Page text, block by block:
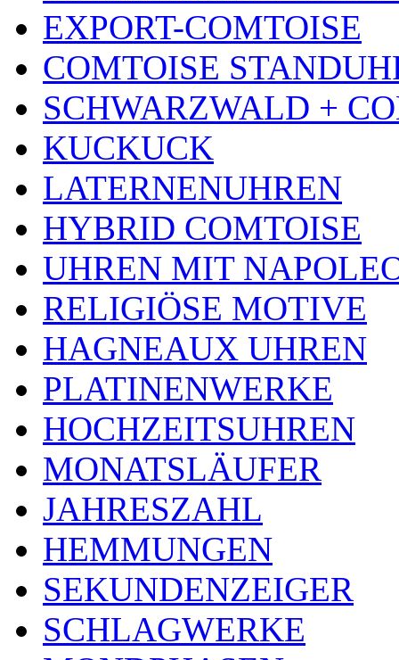
EXPORT-COMTOISE
COMTOISE
SCHWARZWALD +
KUCKUCK
LATERNENUHREN
HYBRID COMTOISE
UHREN MIT
RELIGIÖSE MOTIVE
HAGNEAUX UHREN
PLATINENWERKE
HOCHZEITSUHREN
MONATSLÄUFER
JAHRESZAHL
HEMMUNGEN
SEKUNDENZEIGER
SCHLAGWERKE